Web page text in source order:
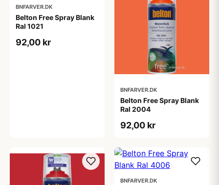
BNFARVER.DK
Belton Free Spray Blank
Ral 1021
92,00 kr
BNFARVER.DK
Belton Free Spray Blank
Ral 2004
92,00 kr
BNFARVER.DK